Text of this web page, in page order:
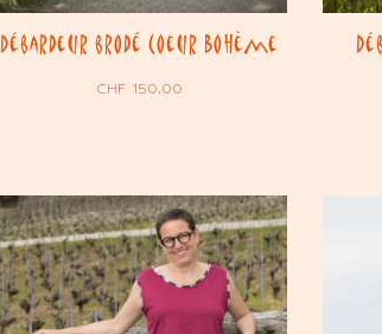
Débardeur brodé Coeur Bohème
CHF 150.00